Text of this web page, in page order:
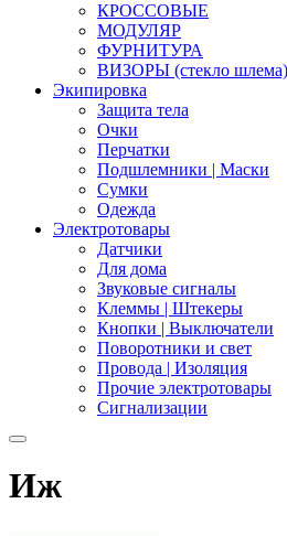
КРОССОВЫЕ
МОДУЛЯР
ФУРНИТУРА
ВИЗОРЫ (стекло шлема)
Экипировка
Защита тела
Очки
Перчатки
Подшлемники | Маски
Сумки
Одежда
Электротовары
Датчики
Для дома
Звуковые сигналы
Клеммы | Штекеры
Кнопки | Выключатели
Поворотники и свет
Провода | Изоляция
Прочие электротовары
Сигнализации
Иж